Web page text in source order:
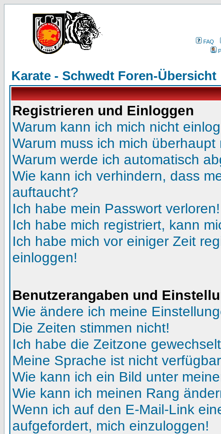
FAQ
Karate - Schwedt Foren-Übersicht
Registrieren und Einloggen
Warum kann ich mich nicht
Warum muss ich mich überhaupt
Warum werde ich automatisch
Wie kann ich verhindern, dass
auftaucht?
Ich habe mein Passwort verloren!
Ich habe mich registriert, kann
Ich habe mich vor einiger Zeit
einloggen!
Benutzerangaben und
Wie ändere ich meine
Die Zeiten stimmen nicht!
Ich habe die Zeitzone
Meine Sprache ist nicht
Wie kann ich ein Bild unter
Wie kann ich meinen Rang
Wenn ich auf den E-Mail-Link
aufgefordert, mich einzuloggen!